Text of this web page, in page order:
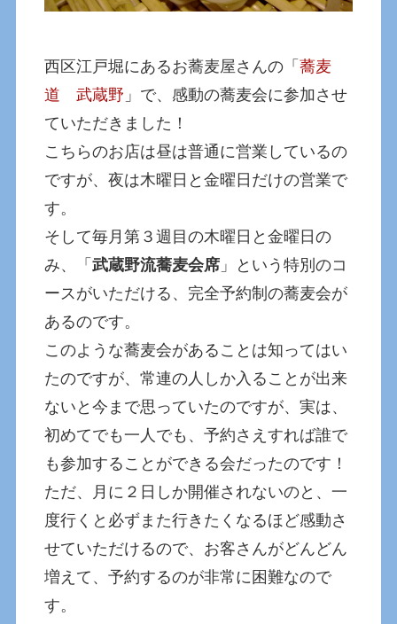
西区江戸堀にあるお蕎麦屋さんの「蕎麦
道 武蔵野 」で、感動の蕎麦会に参加させ
ていただきました！
こちらのお店は昼は普通に営業しているの
ですが、夜は木曜日と金曜日だけの営業で
す。
そして毎月第３週目の木曜日と金曜日の
み、「武蔵野流蕎麦会席 」という特別のコ
ースがいただける、完全予約制の蕎麦会が
あるのです。
このような蕎麦会があることは知ってはい
たのですが、常連の人しか入ることが出来
ないと今まで思っていたのですが、実は、
初めてでも一人でも、予約さえすれば誰で
も参加することができる会だったのです！
ただ、月に２日しか開催されないのと、一
度行くと必ずまた行きたくなるほど感動さ
せていただけるので、お客さんがどんどん
増えて、予約するのが非常に困難なので
す。